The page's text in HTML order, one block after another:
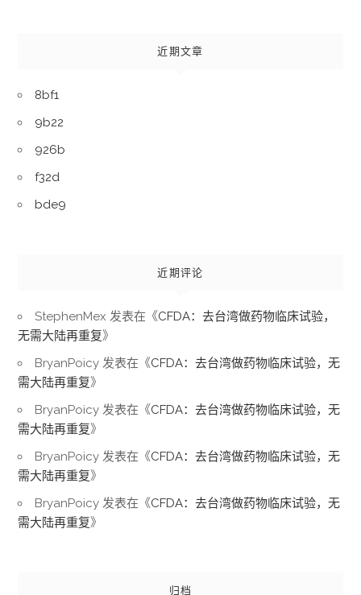
近期文章
8bf1
9b22
926b
f32d
bde9
近期评论
StephenMex 发表在《CFDA：去台湾做药物临床试验，
无需大陆再重复》
BryanPoicy 发表在《CFDA：去台湾做药物临床试验，无
需大陆再重复》
BryanPoicy 发表在《CFDA：去台湾做药物临床试验，无
需大陆再重复》
BryanPoicy 发表在《CFDA：去台湾做药物临床试验，无
需大陆再重复》
BryanPoicy 发表在《CFDA：去台湾做药物临床试验，无
需大陆再重复》
归档